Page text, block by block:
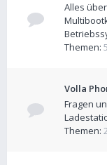
Alles
Themen:
Volla
Fragen
Themen: